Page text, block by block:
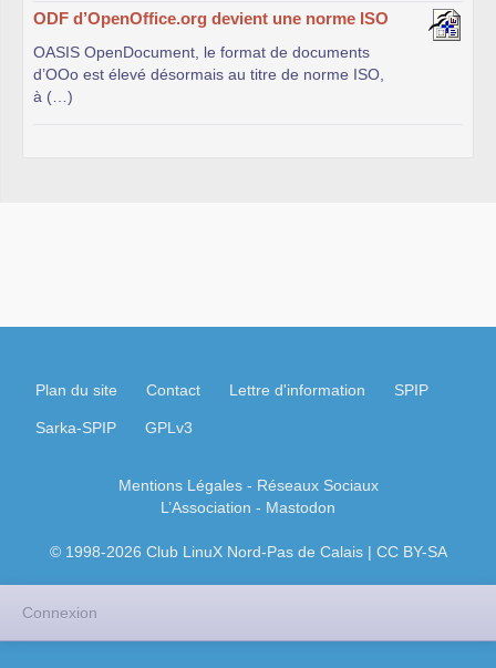
ODF d’OpenOffice.org devient une norme ISO
OASIS OpenDocument, le format de documents
d’OOo est élevé désormais au titre de norme ISO,
à (…)
Plan du site Contact Lettre d'information SPIP
Sarka-SPIP GPLv3
Mentions Légales- Réseaux Sociaux
L’Association - Mastodon
© 1998-2026 Club LinuX Nord-Pas de Calais | CC BY-SA
Connexion